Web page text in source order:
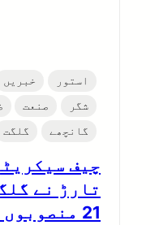
استور خبریں
شگر
صنعت
گانچھے
گلگت
چیف
تارڑ نے
21 منصوبوں کی منظوری دے دی